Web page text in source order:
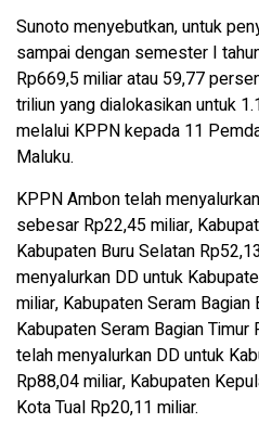
Sunoto menyebutkan, untuk
sampai dengan semester I
Rp669,5 miliar atau 59,77
triliun yang dialokasikan untuk
melalui KPPN kepada 11
Maluku.
KPPN Ambon telah
sebesar Rp22,45 miliar,
Kabupaten Buru Selatan
menyalurkan DD untuk
miliar, Kabupaten Seram
Kabupaten Seram Bagian Timur
telah menyalurkan DD untuk
Rp88,04 miliar, Kabupaten
Kota Tual Rp20,11 miliar.